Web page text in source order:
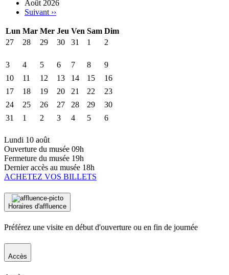
Août 2026
Suivant ››
Lun Mar Mer Jeu Ven Sam Dim
27
28 29 30 31 1 2
3 4 5 6 7 8
9
10
11 12 13 14 15
16
17
18 19 20 21 22
23
24
25 26 27 28 29
30
31
1 2 3 4 5 6
Lundi 10 août
Ouverture du musée 09h
Fermeture du musée 19h
Dernier accès au musée 18h
ACHETEZ VOS BILLETS
Horaires d'affluence
Préférez une visite en début d'ouverture ou en fin de journée
Accès